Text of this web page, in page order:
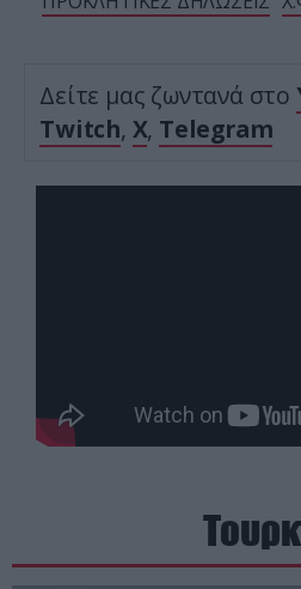
Δείτε μας ζωντανά στο
Twitch, X, Telegram